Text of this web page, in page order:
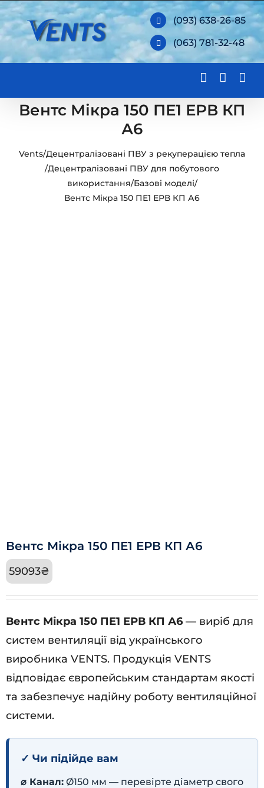
Skip
to
content
(093) 638-26-85
(063) 781-32-48
Вентс Мікра 150 ПЕ1 ЕРВ КП
А6
Vents/Децентралізовані ПВУ з рекуперацією тепла
/Децентралізовані ПВУ для побутового
використання/Базові моделі/
Вентс Мікра 150 ПЕ1 ЕРВ КП А6
Вентс Мікра 150 ПЕ1 ЕРВ КП А6
59093₴
Вентс Мікра 150 ПЕ1 ЕРВ КП А6 — виріб для
систем вентиляції від українського
виробника VENTS. Продукція VENTS
відповідає європейським стандартам якості
та забезпечує надійну роботу вентиляційної
системи.
✓ Чи підійде вам
⌀ Канал: Ø150 мм — перевірте діаметр свого